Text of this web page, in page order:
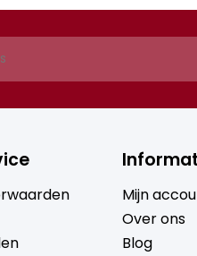
Mijn
Over ons
Blog